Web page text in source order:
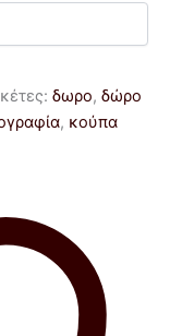
δωρο, δώρο
, κούπα